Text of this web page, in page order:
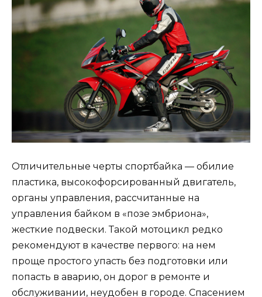
Отличительные черты спортбайка — обилие
пластика, высокофорсированный двигатель,
органы управления, рассчитанные на
управления байком в «позе эмбриона»,
жесткие подвески. Такой мотоцикл редко
рекомендуют в качестве первого: на нем
проще простого упасть без подготовки или
попасть в аварию, он дорог в ремонте и
обслуживании, неудобен в городе. Спасением